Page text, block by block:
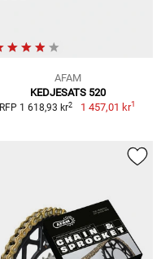
AFAM
KEDJESATS 520
RFP 1 618,93 kr2 1 457,01 kr1